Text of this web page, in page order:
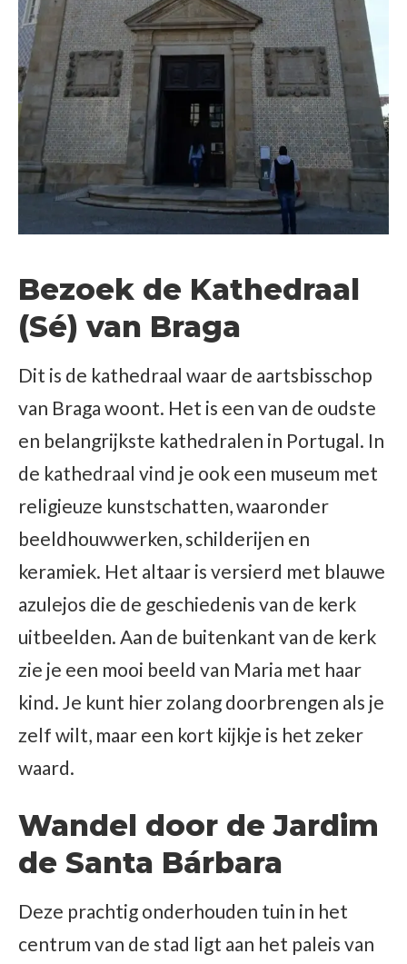
Bezoek de Kathedraal
(Sé) van Braga
Dit is de kathedraal waar de aartsbisschop
van Braga woont. Het is een van de oudste
en belangrijkste kathedralen in Portugal. In
de kathedraal vind je ook een museum met
religieuze kunstschatten, waaronder
beeldhouwwerken, schilderijen en
keramiek. Het altaar is versierd met blauwe
azulejos die de geschiedenis van de kerk
uitbeelden. Aan de buitenkant van de kerk
zie je een mooi beeld van Maria met haar
kind. Je kunt hier zolang doorbrengen als je
zelf wilt, maar een kort kijkje is het zeker
waard.
Wandel door de Jardim
de Santa Bárbara
Deze prachtig onderhouden tuin in het
centrum van de stad ligt aan het paleis van